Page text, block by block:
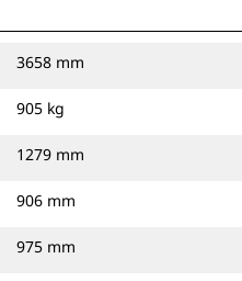
3658 mm
905 kg
1279 mm
906 mm
975 mm